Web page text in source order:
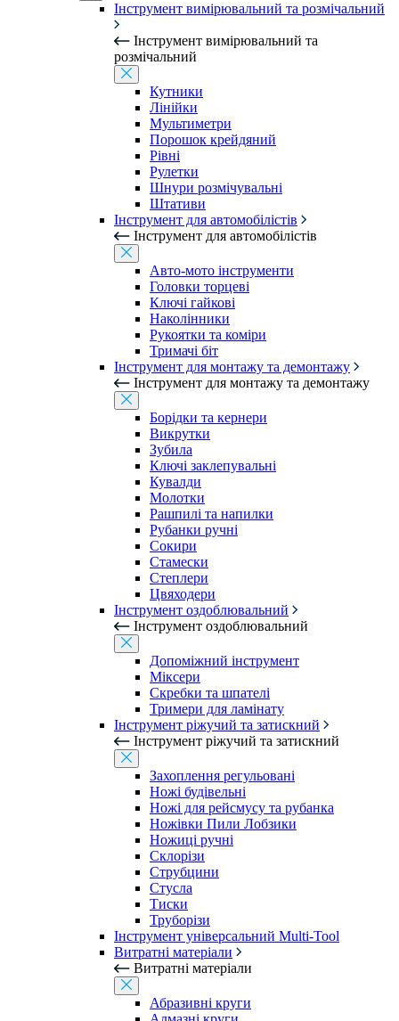
Інструмент вимірювальний та розмічальний
Інструмент вимірювальний та
розмічальний
Кутники
Лінійки
Мультиметри
Порошок крейдяний
Рівні
Рулетки
Шнури розмічувальні
Штативи
Інструмент для автомобілістів
Інструмент для автомобілістів
Авто-мото інструменти
Головки торцеві
Ключі гайкові
Наколінники
Рукоятки та коміри
Тримачі біт
Інструмент для монтажу та демонтажу
Інструмент для монтажу та демонтажу
Борідки та кернери
Викрутки
Зубила
Ключі заклепувальні
Кувалди
Молотки
Рашпилі та напилки
Рубанки ручні
Сокири
Стамески
Степлери
Цвяходери
Інструмент оздоблювальний
Інструмент оздоблювальний
Допоміжний інструмент
Міксери
Скребки та шпателі
Тримери для ламінату
Інструмент ріжучий та затискний
Інструмент ріжучий та затискний
Захоплення регульовані
Ножі будівельні
Ножі для рейсмусу та рубанка
Ножівки Пили Лобзики
Ножиці ручні
Склорізи
Струбцини
Стусла
Тиски
Труборізи
Інструмент універсальний Multi-Tool
Витратні матеріали
Витратні матеріали
Абразивні круги